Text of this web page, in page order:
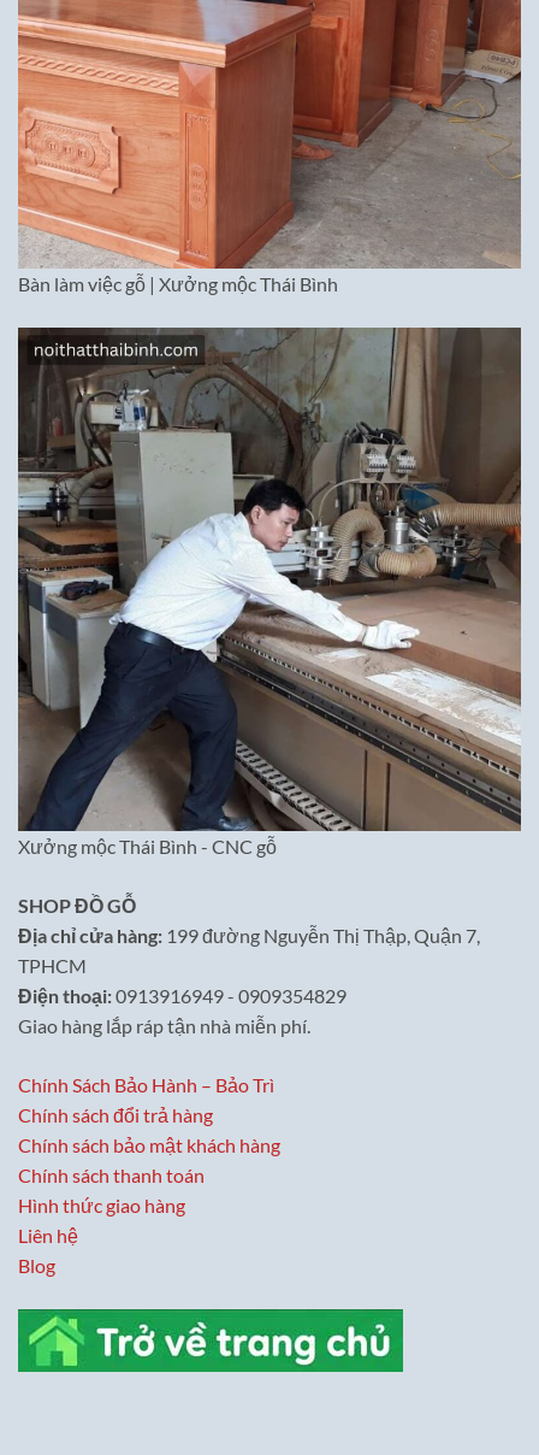
Bàn làm việc gỗ | Xưởng mộc Thái Bình
Xưởng mộc Thái Bình - CNC gỗ
SHOP ĐỒ GỖ
Địa chỉ cửa hàng: 199 đường Nguyễn Thị Thập, Quận 7,
TPHCM
Điện thoại:0913916949 - 0909354829
Giao hàng lắp ráp tận nhà miễn phí.
Chính Sách Bảo Hành – Bảo Trì
Chính sách đổi trả hàng
Chính sách bảo mật khách hàng
Chính sách thanh toán
Hình thức giao hàng
Liên hệ
Blog